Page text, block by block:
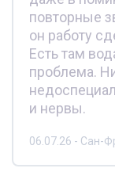
повторные
он работу
Есть там
проблема.
и нервы.
06.07.26 - Сан-